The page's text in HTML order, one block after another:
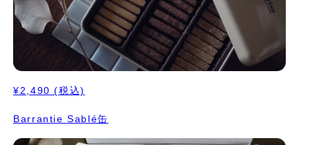
¥2,490 (税込)
Barrantie Sablé缶